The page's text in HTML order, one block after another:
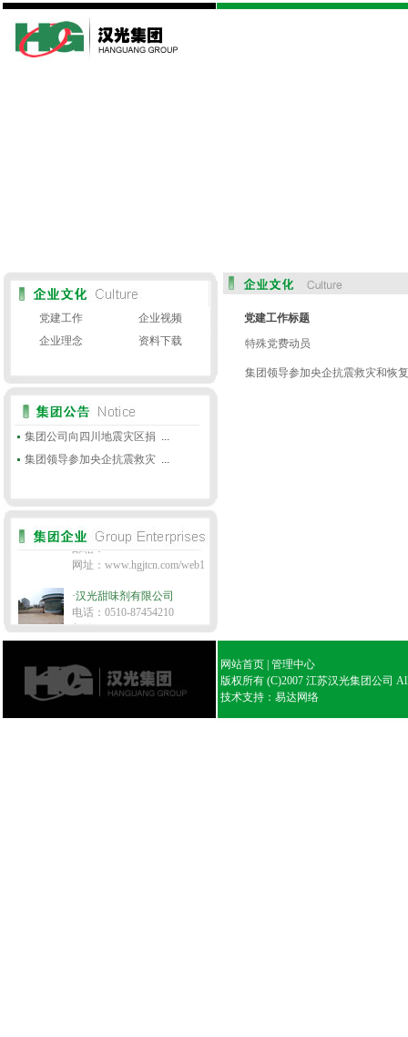
党建工作
企业视频
企业理念
资料下载
集团公司向四川地震灾区捐 ...
集团领导参加央企抗震救灾 ...
电话：0510-87454210
邮箱：
·汉光实业股份有限公司
邮箱：
网址：www.hgjtcn.com/web1
电话：0510-87454210
邮箱：
·汉光实业股份有限公司
电话：0510-874517
邮箱：
网址：www.hgjtcn.com/web1
党建工作标题
特殊党费动员
集团领导参加央企抗震救灾和恢
网站首页 管理中心
版权所有 (C)2007 江苏汉光集团公司 All
技术支持： 易达网络